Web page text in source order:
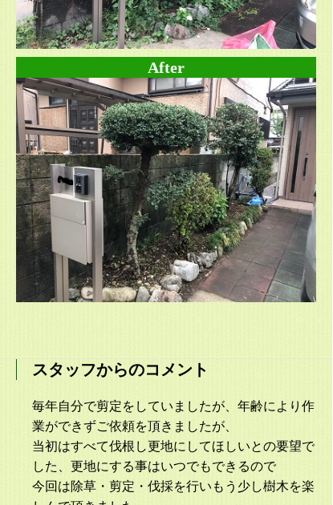
After
スタッフからのコメント
毎年自分で剪定をしていましたが、年齢により作
業ができずご依頼を頂きましたが、
当初はすべて伐根し更地にしてほしいとの要望で
した、更地にする事はいつでもできるので
今回は除草・剪定・伐採を行いもう少し樹木を楽